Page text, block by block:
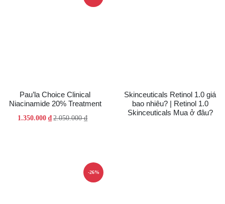
Pau’la Choice Clinical
Niacinamide 20% Treatment
2.050.000₫
Giá
1.350.000 ₫ Giá
Skinceuticals Retinol 1.0 giá
bao nhiêu? | Retinol 1.0
Skinceuticals Mua ở đâu?
-26%